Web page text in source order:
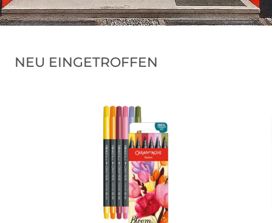
NEU EINGETROFFEN